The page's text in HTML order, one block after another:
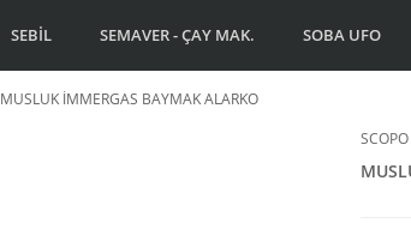
SEBİL SEMAVER - ÇAY MAK. SOBA UFO
MUSLUK İMMERGAS BAYMAK ALARKO